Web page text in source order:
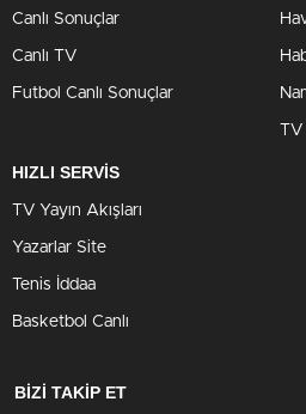
Canlı Sonuçlar
Canlı TV
Futbol Canlı Sonuçlar
HIZLI SERVİS
TV Yayın Akışları
Yazarlar Site
Tenis İddaa
Basketbol Canlı
BİZİ TAKİP ET